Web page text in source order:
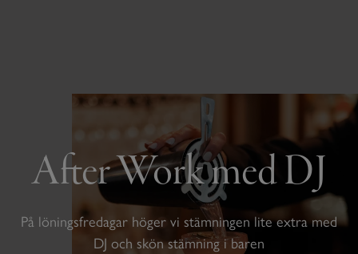
After Work med DJ
På löningsfredagar höger vi stämningen lite extra med
DJ och skön stämning i baren